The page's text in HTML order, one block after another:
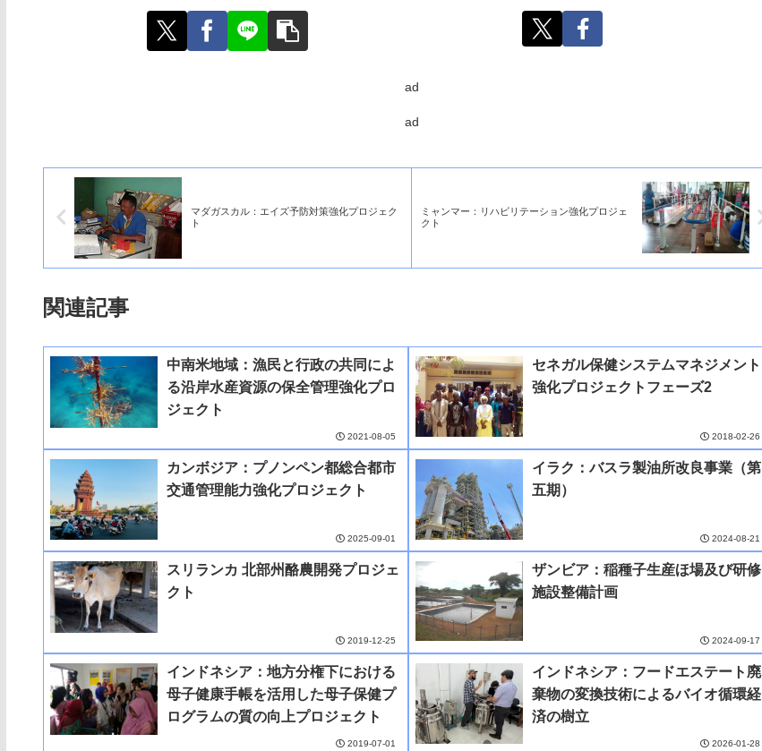
ad
ad
マダガスカル：エイズ予防対策強化プロジェク
ト
ミャンマー：リハビリテーション強化プロジェ
クト
関連記事
中南米地域：漁民と行政の共同によ
る沿岸水産資源の保全管理強化プロ
ジェクト
2021-08-05
セネガル保健システムマネジメント
強化プロジェクトフェーズ2
2018-02-26
カンボジア：プノンペン都総合都市
交通管理能力強化プロジェクト
2025-09-01
イラク：バスラ製油所改良事業（第
五期）
2024-08-21
スリランカ 北部州酪農開発プロジェ
クト
2019-12-25
ザンビア：稲種子生産ほ場及び研修
施設整備計画
2024-09-17
インドネシア：地方分権下における
母子健康手帳を活用した母子保健プ
ログラムの質の向上プロジェクト
2019-07-01
インドネシア：フードエステート廃
棄物の変換技術によるバイオ循環経
済の樹立
2026-01-28